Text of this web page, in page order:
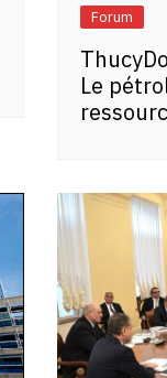
Forum
Le